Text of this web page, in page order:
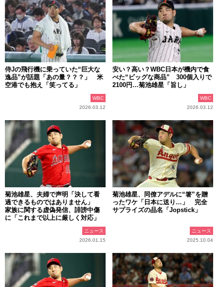
侍Jの飛行機に乗っていた“巨大な
逸品”が話題「あの量？？？」 米
空港でも抱え「笑ってる」
WBC
2026.03.12
安い？高い？WBC日本が機内で食
べた“ビッグな商品” 300個入りで
2100円…菊池雄星「旨し」
WBC
2026.03.12
菊池雄星、夫婦で声明「決して看
過できるものではありません」
家族に関する虚偽発信、誹謗中傷
に「これまで以上に厳しく対応」
ニュース
2026.01.15
菊池雄星、同僚アデルに“箸”を贈
ったワケ「日本に送り…」 完全
サプライズの品名「Jopstick」
ニュース
2025.10.04